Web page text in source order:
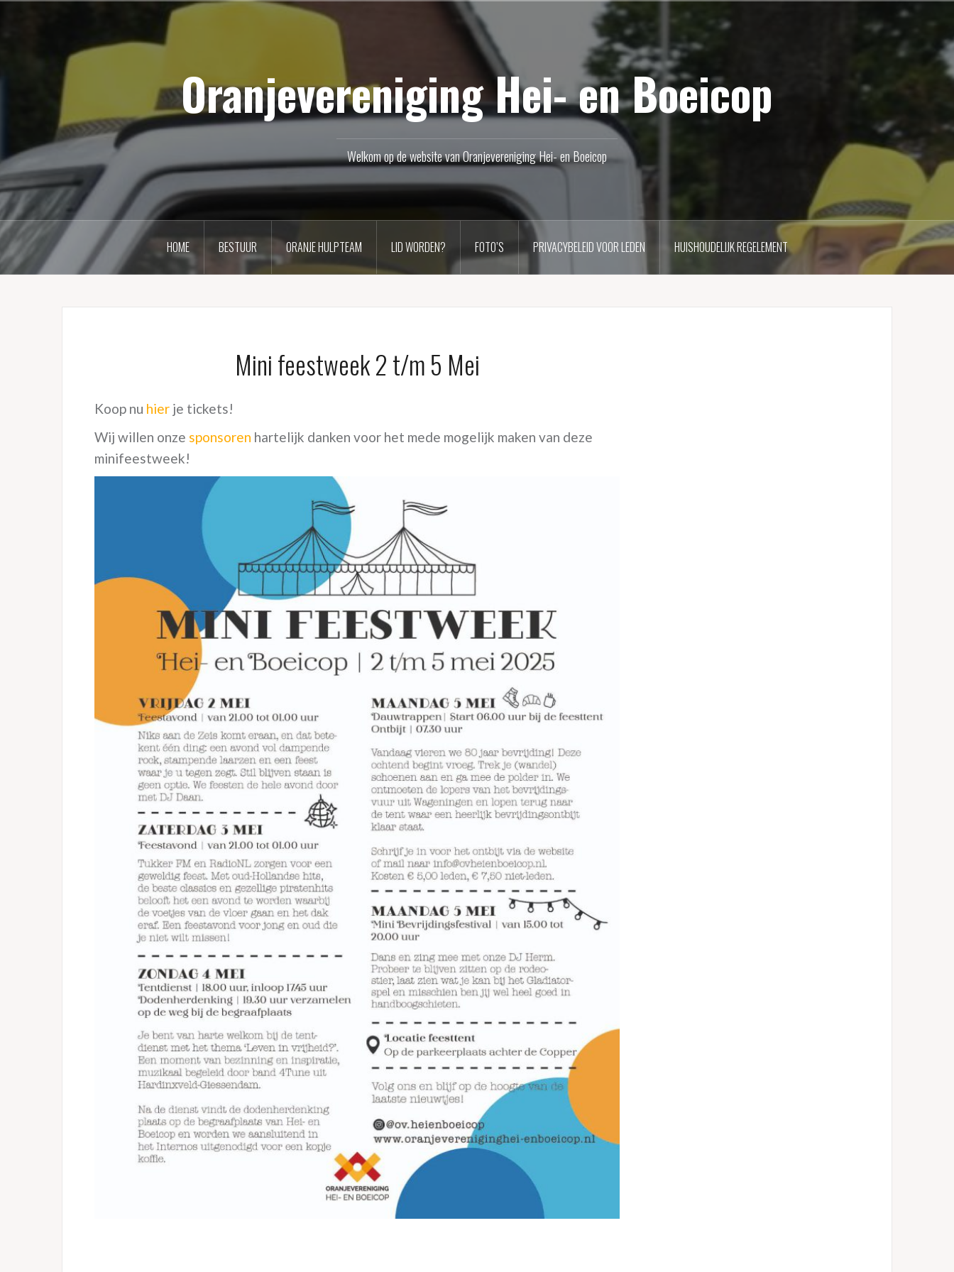
Oranjevereniging Hei- en Boeicop
Welkom op de website van Oranjevereniging Hei- en Boeicop
HOME BESTUUR ORANJE HULPTEAM LID WORDEN? FOTO’S PRIVACYBELEID VOOR LEDEN HUISHOUDELIJK REGELEMENT
Mini feestweek 2 t/m 5 Mei
Koop nu hier je tickets!
Wij willen onze sponsoren hartelijk danken voor het mede mogelijk maken van deze
minifeestweek!